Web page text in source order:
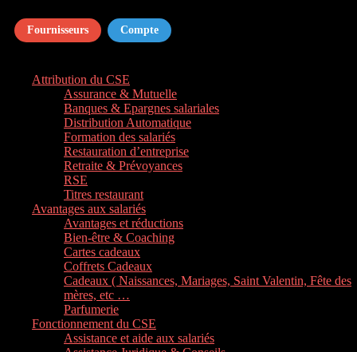
Fournisseurs Compte
Attribution du CSE
Assurance & Mutuelle
Banques & Epargnes salariales
Distribution Automatique
Formation des salariés
Restauration d’entreprise
Retraite & Prévoyances
RSE
Titres restaurant
Avantages aux salariés
Avantages et réductions
Bien-être & Coaching
Cartes cadeaux
Coffrets Cadeaux
Cadeaux ( Naissances, Mariages, Saint Valentin, Fête des
mères, etc …
Parfumerie
Fonctionnement du CSE
Assistance et aide aux salariés